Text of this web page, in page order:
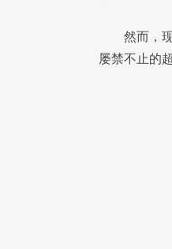
然而，
屡禁不止的